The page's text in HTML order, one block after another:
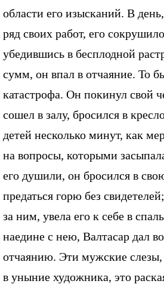
области его изысканий. В
ряд своих работ, его
убедившись в бесплодной
сумм, он впал в отчаяние. То
катастрофа. Он покинул свой
сошел в залу, бросился в
детей несколько минут, как
на вопросы, которыми
его душили, он бросился в
предаться горю без
за ним, увела его к себе в
наедине с нею, Валтасар дал
отчаянию. Эти мужские слезы,
в уныние художника, это